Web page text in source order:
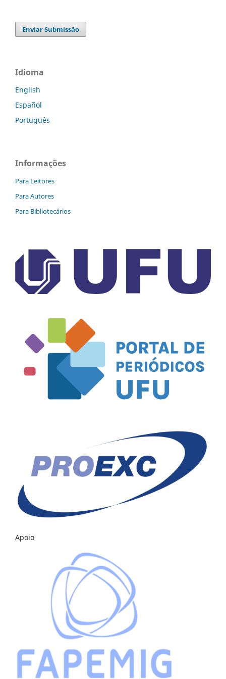
Enviar Submissão
Idioma
English
Español
Português
Informações
Para Leitores
Para Autores
Para Bibliotecários
Apoio